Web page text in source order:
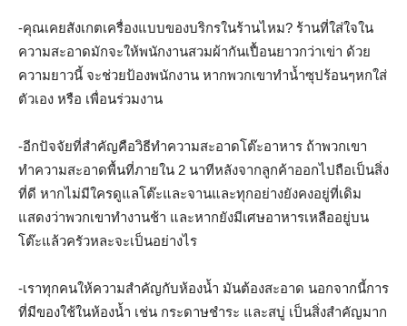
-คุณเคยสังเกตเครื่องแบบของบริกรในร้านไหม? ร้านที่ใส่ใจใน
ความสะอาดมักจะให้พนักงานสวมผ้ากันเปื้อนยาวกว่าเข่า ด้วย
ความยาวนี้ จะช่วยป้องพนักงาน หากพวกเขาทำน้ำซุปร้อนๆหกใส่
ตัวเอง หรือ เพื่อนร่วมงาน
-อีกปัจจัยที่สำคัญคือวิธีทำความสะอาดโต๊ะอาหาร ถ้าพวกเขา
ทำความสะอาดพื้นที่ภายใน 2 นาทีหลังจากลูกค้าออกไปถือเป็นสิ่ง
ที่ดี หากไม่มีใครดูแลโต๊ะและจานและทุกอย่างยังคงอยู่ที่เดิม
แสดงว่าพวกเขาทำงานช้า และหากยังมีเศษอาหารเหลืออยู่บน
โต๊ะแล้วครัวหละจะเป็นอย่างไร
-เราทุกคนให้ความสำคัญกับห้องน้ำ มันต้องสะอาด นอกจากนี้การ
ที่มีของใช้ในห้องน้ำ เช่น กระดาษชำระ และสบู่ เป็นสิ่งสำคัญมาก